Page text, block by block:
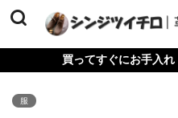
買ってすぐにお手入
服